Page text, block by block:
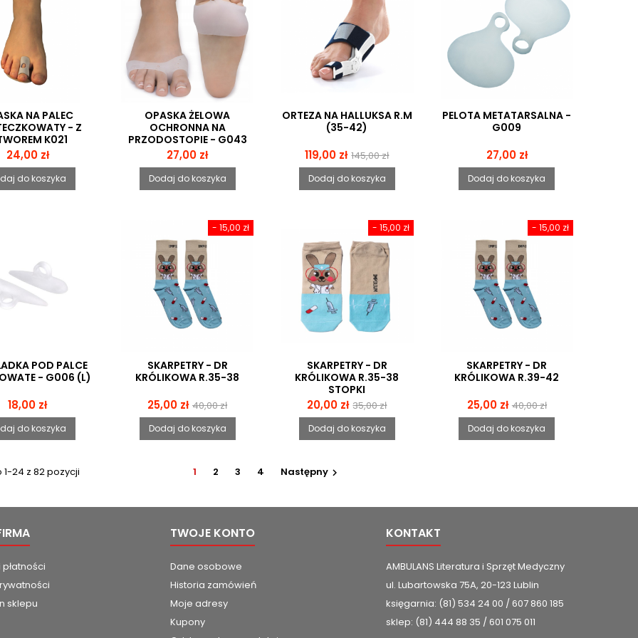
NA PALEC
- Z
K021
Cena
24,00 zł
do koszyka
OPASKA ŻELOWA
OCHRONNA NA
PRZODOSTOPIE - G043
Cena
27,00 zł
Dodaj do koszyka
ORTEZA NA HALLUKSA R.M
(35-42)
Cena
119,00 zł Cena
podstawowa
145,00 zł
Dodaj do koszyka
PELOTA METATARSALNA -
G009
Cena
27,00 zł
Dodaj do koszyka
POD PALCE
- G006 (L)
Cena
18,00 zł
do koszyka
- 15,00 zł
SKARPETRY - DR
KRÓLIKOWA R.35-38
Cena
25,00 zł Cena
podstawowa
40,00 zł
Dodaj do koszyka
- 15,00 zł
SKARPETRY - DR
KRÓLIKOWA R.35-38
STOPKI
Cena
20,00 zł Cena
podstawowa
35,00 zł
Dodaj do koszyka
- 15,00 zł
SKARPETRY - DR
KRÓLIKOWA R.39-42
Cena
25,00 zł Cena
podstawowa
40,00 zł
Dodaj do koszyka
24 z 82 pozycji 1 2 3 4 Następny 
sklepu
TWOJE KONTO
Dane osobowe
Historia zamówień
Moje adresy
Kupony
KONTAKT
AMBULANS Literatura i Sprzęt Medyczny
ul. Lubartowska 75A, 20-123 Lublin
księgarnia: (81) 534 24 00 / 607 860 185
sklep: (81) 444 88 35 / 601 075 011